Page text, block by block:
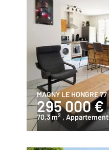
MAGNY LE HONGRE 77
295 000 €
70,3 m2 , Appartement